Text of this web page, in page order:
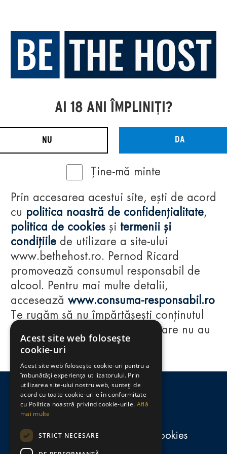
Regulamente
consumă-responsabil.ro
Politica de confidențialitate și cookies
AI 18 ANI ÎMPLINIȚI?
NU DA
Ține-mă minte
Prin accesarea acestui site, ești de acord
cu politica noastră de confidențialitate,
politica de cookies și termenii și
condițiile de utilizare a site-ului
www.bethehost.ro. Pernod Ricard
promovează consumul responsabil de
alcool. Pentru mai multe detalii,
accesează www.consuma-responsabil.ro
Te rugăm să nu împărtășești conținutul
acestui website cu persoane care nu au
împlinit vârsta de 18 ani.
Acest site web folosește
cookie-uri
Acest site web folosește cookie-uri pentru a
îmbunătăți experiența utilizatorului. Prin
utilizarea site-ului nostru web, sunteți de
acord cu toate cookie-urile în conformitate
cu Politica noastră privind cookie-urile. Află
mai multe
STRICT NECESARE